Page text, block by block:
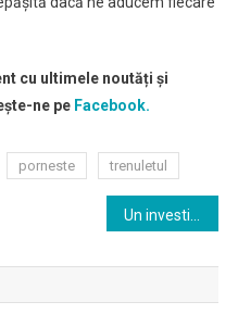
cu ultimele noutăți și
ne peFacebook.
porneste trenuletul